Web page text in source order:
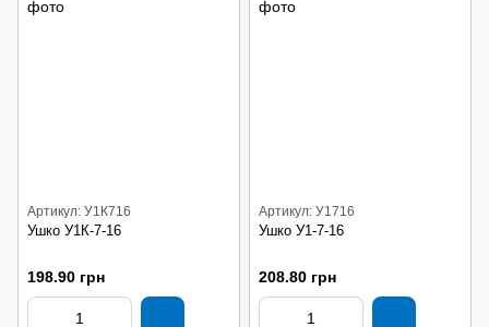
Артикул: У1К716
Ушко У1К-7-16
198.90 грн
Артикул: У1716
Ушко У1-7-16
208.80 грн